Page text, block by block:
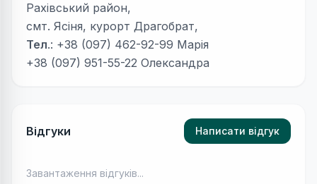
Рахівський район,
смт. Ясіня, курорт Драгобрат,
Тел.: +38 (097) 462-92-99 Марія
+38 (097) 951-55-22 Олександра
Відгуки Написати відгук
Завантаження відгуків...